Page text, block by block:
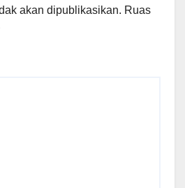
akan dipublikasikan. Ruas